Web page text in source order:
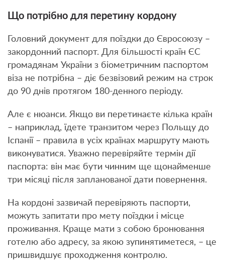
Що потрібно для перетину кордону
Головний документ для поїздки до Євросоюзу –
закордонний паспорт. Для більшості країн ЄС
громадянам України з біометричним паспортом
віза не потрібна – діє безвізовий режим на строк
до 90 днів протягом 180-денного періоду.
Але є нюанси. Якщо ви перетинаєте кілька країн
– наприклад, їдете транзитом через Польщу до
Іспанії – правила в усіх країнах маршруту мають
виконуватися. Уважно перевіряйте термін дії
паспорта: він має бути чинним ще щонайменше
три місяці після запланованої дати повернення.
На кордоні зазвичай перевіряють паспорти,
можуть запитати про мету поїздки і місце
проживання. Краще мати з собою бронювання
готелю або адресу, за якою зупинятиметеся, – це
пришвидшує проходження контролю.